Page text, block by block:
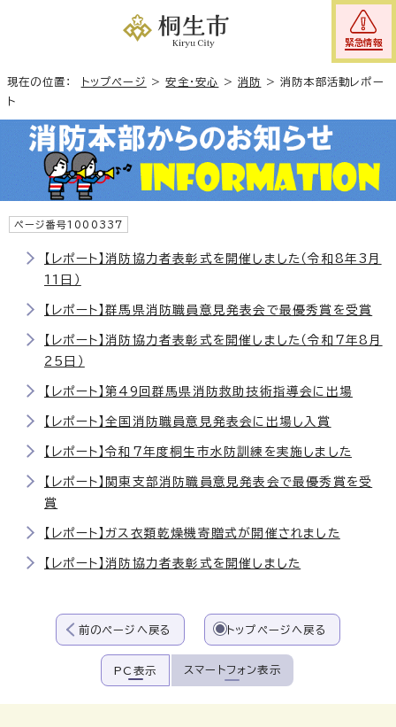
緊急情報
現在の位置： トップページ >安全・安心 >消防 >消防本部活動レポー
ト
ページ番号1000337
【レポート】消防協力者表彰式を開催しました（令和8年3月
11日）
【レポート】群馬県消防職員意見発表会で最優秀賞を受賞
【レポート】消防協力者表彰式を開催しました（令和7年8月
25日）
【レポート】第49回群馬県消防救助技術指導会に出場
【レポート】全国消防職員意見発表会に出場し入賞
【レポート】令和7年度桐生市水防訓練を実施しました
【レポート】関東支部消防職員意見発表会で最優秀賞を受
賞
【レポート】ガス衣類乾燥機寄贈式が開催されました
【レポート】消防協力者表彰式を開催しました
前のページへ戻る トップページへ戻る
PC表示 スマートフォン表示